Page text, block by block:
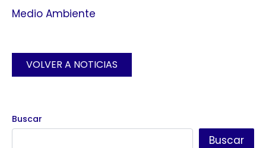
Medio Ambiente
VOLVER A NOTICIAS
Buscar
Buscar